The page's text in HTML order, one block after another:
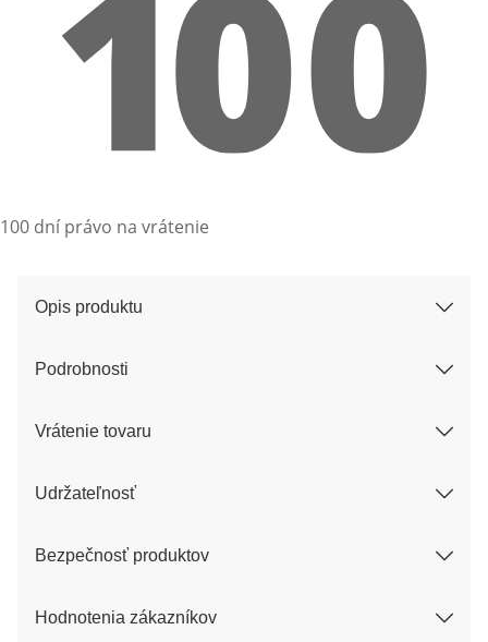
100 dní právo na vrátenie
Opis produktu
Podrobnosti
Vrátenie tovaru
Udržateľnosť
Bezpečnosť produktov
Hodnotenia zákazníkov